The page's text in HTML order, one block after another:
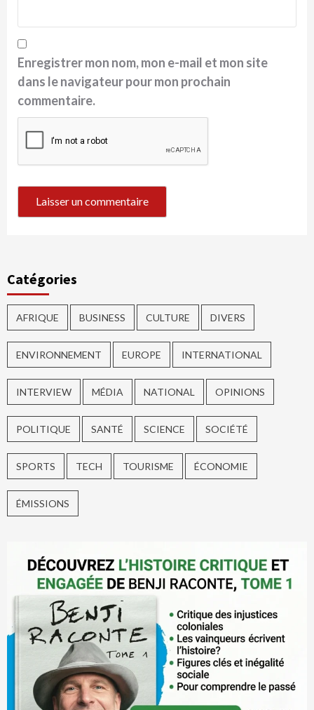
Enregistrer mon nom, mon e-mail et mon site
dans le navigateur pour mon prochain
commentaire.
Catégories
AFRIQUE BUSINESS CULTURE DIVERS
ENVIRONNEMENT EUROPE INTERNATIONAL
INTERVIEW MÉDIA NATIONAL OPINIONS
POLITIQUE SANTÉ SCIENCE SOCIÉTÉ
SPORTS TECH TOURISME ÉCONOMIE
ÉMISSIONS